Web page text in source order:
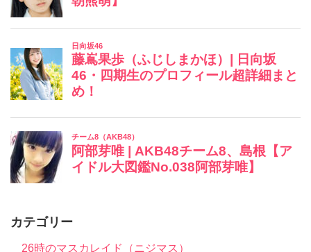
カテゴリー
26時のマスカレイド（ニジマス）